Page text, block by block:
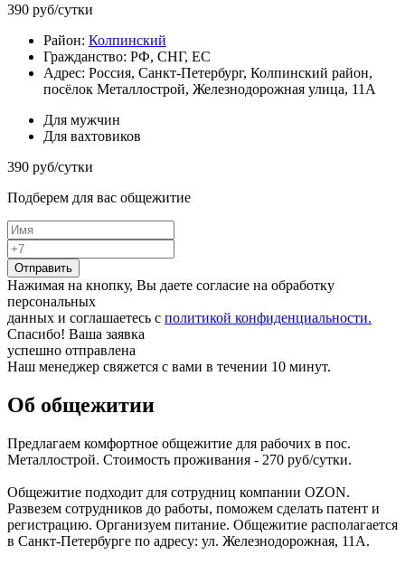
390 руб/сутки
Район: Колпинский
Гражданство: РФ, СНГ, ЕС
Адрес: Россия, Санкт-Петербург, Колпинский район,
посёлок Металлострой, Железнодорожная улица, 11А
Для мужчин
Для вахтовиков
390 руб/сутки
Подберем для вас общежитие
Отправить
Нажимая на кнопку, Вы даете согласие на обработку
персональных
данных и соглашаетесь с политикой конфиденциальности.
Спасибо! Ваша заявка
успешно отправлена
Наш менеджер свяжется с вами в течении 10 минут.
Об общежитии
Предлагаем комфортное общежитие для рабочих в пос.
Металлострой. Стоимость проживания - 270 руб/сутки.
Общежитие подходит для сотрудниц компании OZON.
Развезем сотрудников до работы, поможем сделать патент и
регистрацию. Организуем питание. Общежитие располагается
в Санкт-Петербурге по адресу: ул. Железнодорожная, 11А.